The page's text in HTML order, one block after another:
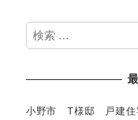
検
索
小野市 T様邸 戸建住